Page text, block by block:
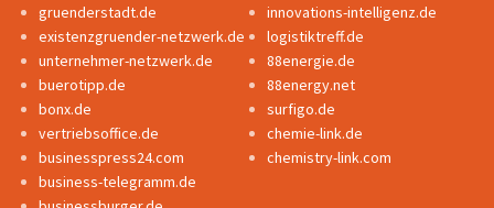
gruenderstadt.de
existenzgruender-netzwerk.de
unternehmer-netzwerk.de
buerotipp.de
bonx.de
vertriebsoffice.de
businesspress24.com
business-telegramm.de
innovations-intelligenz.de
logistiktreff.de
88energie.de
88energy.net
surfigo.de
chemie-link.de
chemistry-link.com